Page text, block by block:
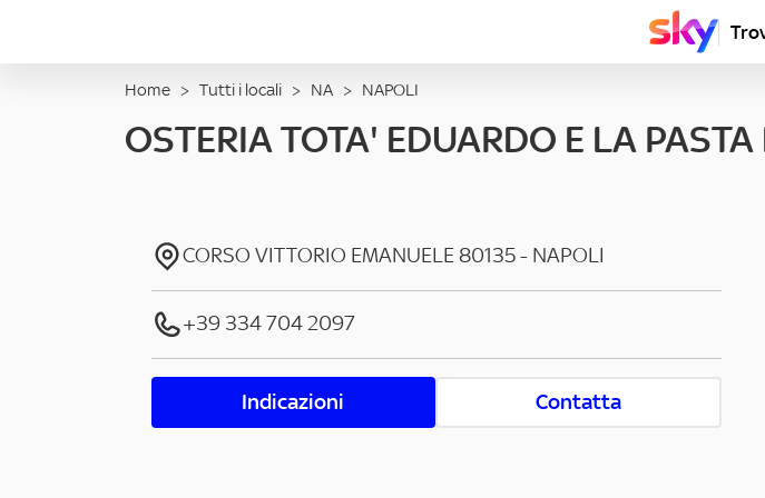
Home > Tutti i locali > NA > NAPOLI
OSTERIA TOTA' EDUARDO E LA PASTA
CORSO VITTORIO EMANUELE80135- NAPOLI
+39 334 704 2097
Indicazioni Contatta